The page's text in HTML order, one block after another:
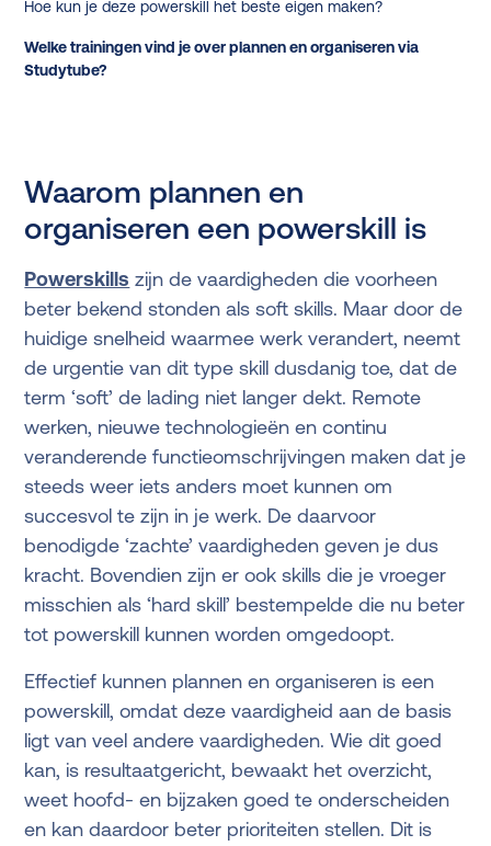
Waarom plannen en
organiseren een powerskill is
Powerskills zijn de vaardigheden die voorheen
beter bekend stonden als soft skills. Maar door de
huidige snelheid waarmee werk verandert, neemt
de urgentie van dit type skill dusdanig toe, dat de
term ‘soft’ de lading niet langer dekt. Remote
werken, nieuwe technologieën en continu
veranderende functieomschrijvingen maken dat je
steeds weer iets anders moet kunnen om
succesvol te zijn in je werk. De daarvoor
benodigde ‘zachte’ vaardigheden geven je dus
kracht. Bovendien zijn er ook skills die je vroeger
misschien als ‘hard skill’ bestempelde die nu beter
tot powerskill kunnen worden omgedoopt.
Effectief kunnen plannen en organiseren is een
powerskill, omdat deze vaardigheid aan de basis
ligt van veel andere vaardigheden. Wie dit goed
kan, is resultaatgericht, bewaakt het overzicht,
weet hoofd- en bijzaken goed te onderscheiden
en kan daardoor beter prioriteiten stellen. Dit is
Hoe kun je deze powerskill het beste eigen maken?
Welke trainingen vind je over plannen en organiseren via
Studytube?